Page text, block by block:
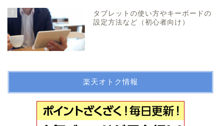
7
タブレットの使い方やキーボードの
設定方法など（初心者向け）
楽天オトク情報